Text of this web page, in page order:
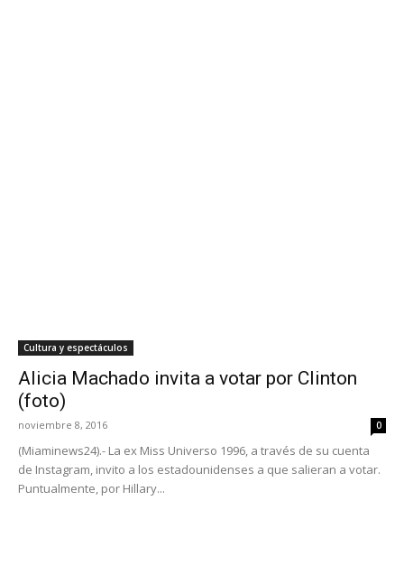
Cultura y espectáculos
Alicia Machado invita a votar por Clinton
(foto)
noviembre 8, 2016 0
(Miaminews24).- La ex Miss Universo 1996, a través de su cuenta
de Instagram, invito a los estadounidenses a que salieran a votar.
Puntualmente, por Hillary...